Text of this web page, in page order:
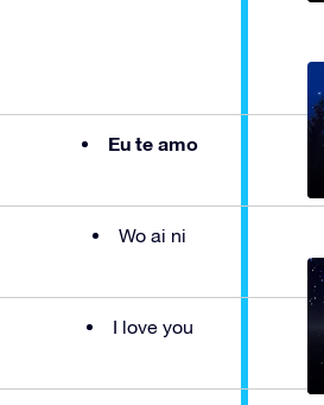
Eu te amo
Wo ai ni
I love you